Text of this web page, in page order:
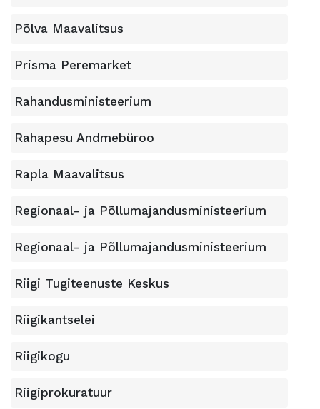
Põlva Maavalitsus
Prisma Peremarket
Rahandusministeerium
Rahapesu Andmebüroo
Rapla Maavalitsus
Regionaal- ja Põllumajandusministeerium
Regionaal- ja Põllumajandusministeerium
Riigi Tugiteenuste Keskus
Riigikantselei
Riigikogu
Riigiprokuratuur